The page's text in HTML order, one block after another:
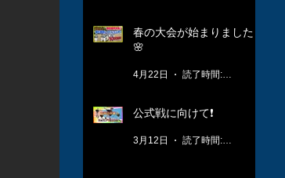
春の大会が始まりました！
🌸
4月22日
公式戦に向けて❗️
3月12日